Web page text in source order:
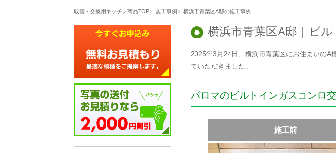
取替・交換用キッチン商品TOP 施工事例 横浜市青葉区A邸の施工事例
横浜市青葉区A邸｜ビ
2025年3月24日、横浜市青葉区にお住まいのA
ていただきました。
パロマのビルトインガスコンロ
施工前